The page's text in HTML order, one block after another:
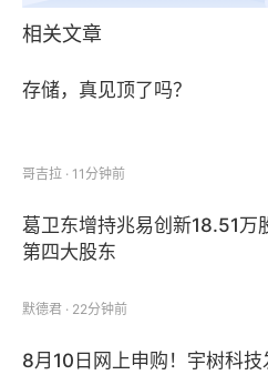
相关文章
存储，真见顶了吗？
哥吉拉 · 11分钟前
葛卫东增持兆易创新18.51万
第四大股东
默德君 · 22分钟前
8月10日网上申购！宇树科技